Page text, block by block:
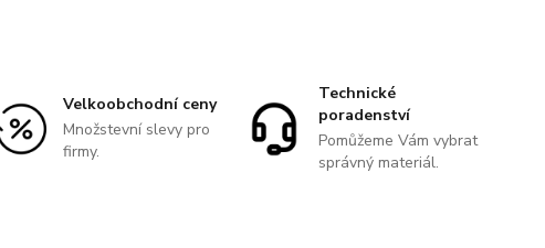
Velkoobchodní ceny
Množstevní slevy pro
firmy.
Technické
poradenství
Pomůžeme Vám vybrat
správný materiál.